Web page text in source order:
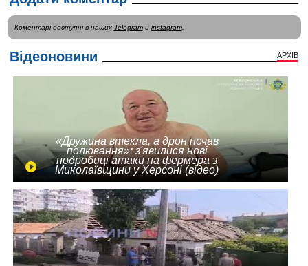
Коментарі доступні в наших Telegramи instagram.
Відеоновини АРХІВ
«Дружина втекла, а дрон почав
полювання»: з'явилися нові
подробиці атаки на фермера з
Миколаївщини у Херсоні (відео)